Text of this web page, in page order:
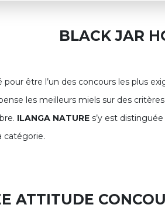
BLACK JAR
pour être l’un des concours les plus
les meilleurs miels sur des
ILANGA NATURE s’y est
catégorie.
ATTITUDE